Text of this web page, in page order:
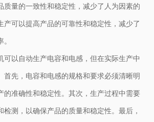
质量的一致性和稳定性，减少了人为因素的
产可以提高产品的可靠性和稳定性，减少了
可以自动生产电容和电感，但在实际生产中
首先，电容和电感的规格和要求必须清晰明
的准确性和稳定性。其次，生产过程中需要
测，以确保产品的质量和稳定性。最后，